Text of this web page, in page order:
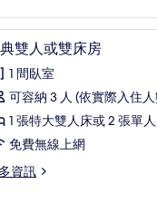
1 雙人或雙床房
1 間臥室
可容納 3 人 (依實際入住
1 張特大雙人床或 2 張單
免費無線上網
資訊